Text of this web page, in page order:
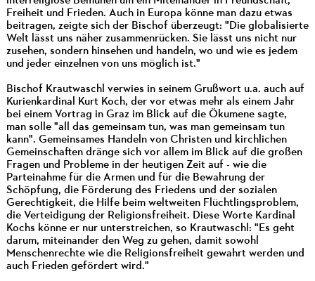
Freiheit und Frieden. Auch in Europa könne man dazu etwas
beitragen, zeigte sich der Bischof überzeugt: "Die globalisierte
Welt lässt uns näher zusammenrücken. Sie lässt uns nicht nur
zusehen, sondern hinsehen und handeln, wo und wie es jedem
und jeder einzelnen von uns möglich ist."
Bischof Krautwaschl verwies in seinem Grußwort u.a. auch auf
Kurienkardinal Kurt Koch, der vor etwas mehr als einem Jahr
bei einem Vortrag in Graz im Blick auf die Ökumene sagte,
man solle "all das gemeinsam tun, was man gemeinsam tun
kann". Gemeinsames Handeln von Christen und kirchlichen
Gemeinschaften dränge sich vor allem im Blick auf die großen
Fragen und Probleme in der heutigen Zeit auf - wie die
Parteinahme für die Armen und für die Bewahrung der
Schöpfung, die Förderung des Friedens und der sozialen
Gerechtigkeit, die Hilfe beim weltweiten Flüchtlingsproblem,
die Verteidigung der Religionsfreiheit. Diese Worte Kardinal
Kochs könne er nur unterstreichen, so Krautwaschl: "Es geht
darum, miteinander den Weg zu gehen, damit sowohl
Menschenrechte wie die Religionsfreiheit gewahrt werden und
auch Frieden gefördert wird."